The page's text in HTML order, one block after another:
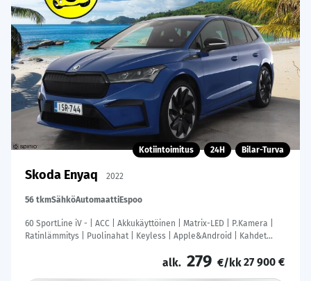
Kotiintoimitus 24H Bilar-Turva
Skoda Enyaq 2022
56 tkmSähköAutomaattiEspoo
60 SportLine iV - | ACC | Akkukäyttöinen | Matrix-LED | P.Kamera |
Ratinlämmitys | Puolinahat | Keyless | Apple&Android | Kahdet
alk. 279 €/kk27 900 €